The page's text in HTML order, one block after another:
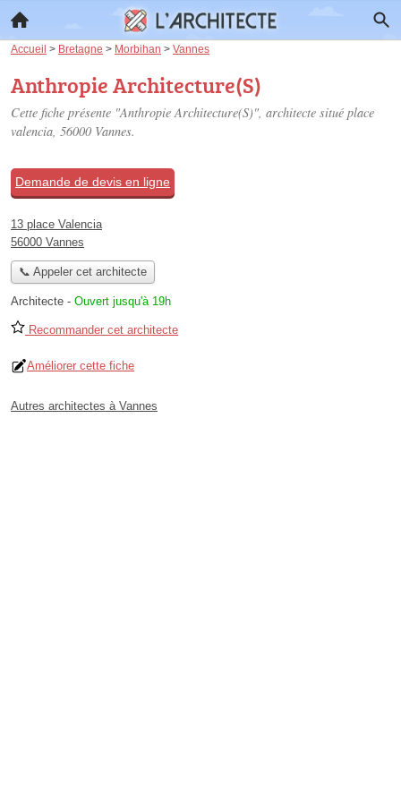
Accueil > Bretagne > Morbihan > Vannes
Anthropie Architecture(S)
Cette fiche présente "Anthropie Architecture(S)", architecte situé place
valencia, 56000 Vannes.
Demande de devis en ligne
13 place Valencia
56000 Vannes
📞 Appeler cet architecte
Architecte - Ouvert jusqu'à 19h
Recommander cet architecte
Améliorer cette fiche
Autres architectes à Vannes